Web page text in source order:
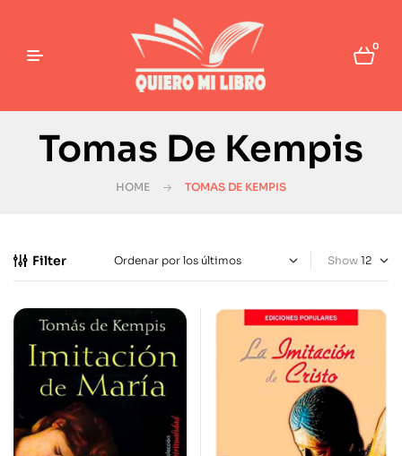
0
Tomas De Kempis
HOME TOMAS DE KEMPIS
Filter Show